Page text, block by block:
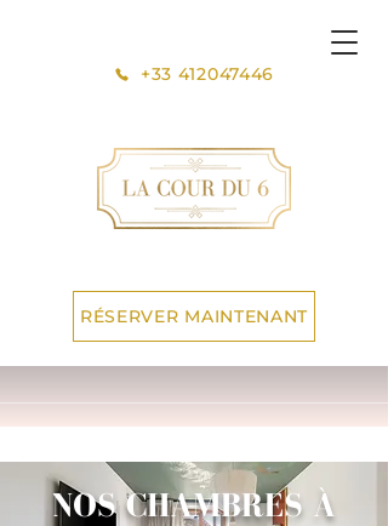
+33 412047446
RÉSERVER MAINTENANT
NOS CHAMBRES À